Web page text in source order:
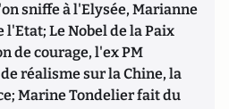
sniffe à l'Elysée, Marianne
l'Etat; Le Nobel de la Paix
de courage, l'ex PM
réalisme sur la Chine, la
Marine Tondelier fait du